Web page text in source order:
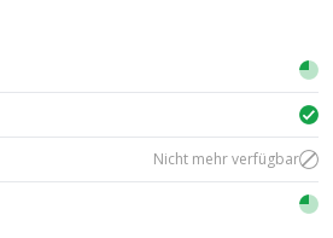
Nicht mehr verfügbar